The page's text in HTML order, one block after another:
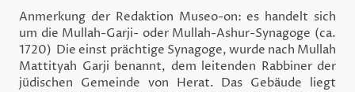
Anmerkung der Redaktion Museo-on: es handelt sich
um die Mullah-Garji- oder Mullah-Ashur-Synagoge (ca.
1720) Die einst prächtige Synagoge, wurde nach Mullah
Mattityah Garji benannt, dem leitenden Rabbiner der
jüdischen Gemeinde von Herat. Das Gebäude liegt